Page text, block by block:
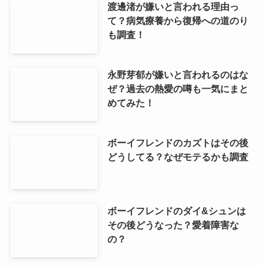
渡邊渚が嫌いと言われる理由っ
て？病気療養から復帰への道のり
も調査！
永野芽郁が嫌いと言われるのはな
ぜ？過去の熱愛の噂も一気にまと
めてみた！
ボーイフレンドのカズトはその後
どうしてる？なぜモテるかも調査
ボーイフレンドのダイ&シュンは
その後どうなった？愛着障害な
の？